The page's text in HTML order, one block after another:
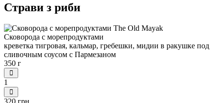
Страви з риби
Сковорода с морепродуктами
креветка тигровая, кальмар, гребешки, мидии в ракушке под
сливочным соусом с Пармезаном
350 г
1
320 грн